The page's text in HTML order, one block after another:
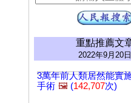
重點推薦文
2022年9月20日
3萬年前人類居然能實
手術 🖼️ (142,707次)